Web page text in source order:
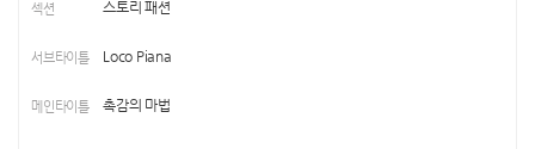
스토리 패션
Loco Piana
촉감의 마법